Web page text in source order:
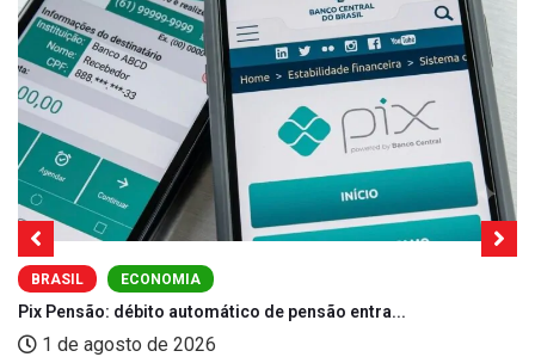
BRASIL ECONOMIA
Pix Pensão: débito automático de pensão entra...
1 de agosto de 2026